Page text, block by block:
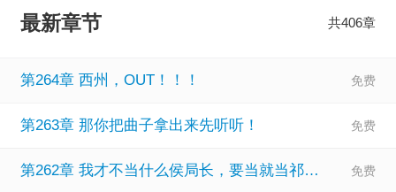
海演戏的原因？这是你……叮，发布新的自律任务，坚持上
最新章节 共406章
第264章 西州，OUT！！！
第263章 那你把曲子拿出来先听听！
第262章 我才不当什么侯局长，要当就当祁厅长！！！